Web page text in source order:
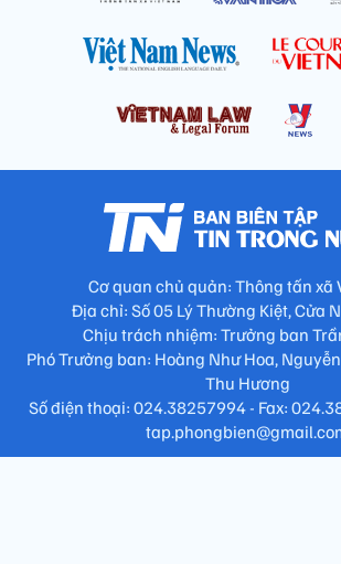
Cơ quan chủ quản: Thông tấn xã
Địa chỉ: Số 05 Lý Thường Kiệt, Cửa
Chịu trách nhiệm: Trưởng ban
Phó Trưởng ban: Hoàng Như Hoa, Nguyễn